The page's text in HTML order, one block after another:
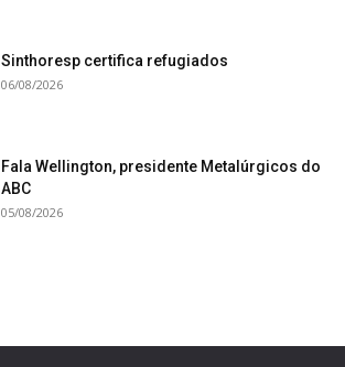
Sinthoresp certifica refugiados
06/08/2026
Fala Wellington, presidente Metalúrgicos do
ABC
05/08/2026